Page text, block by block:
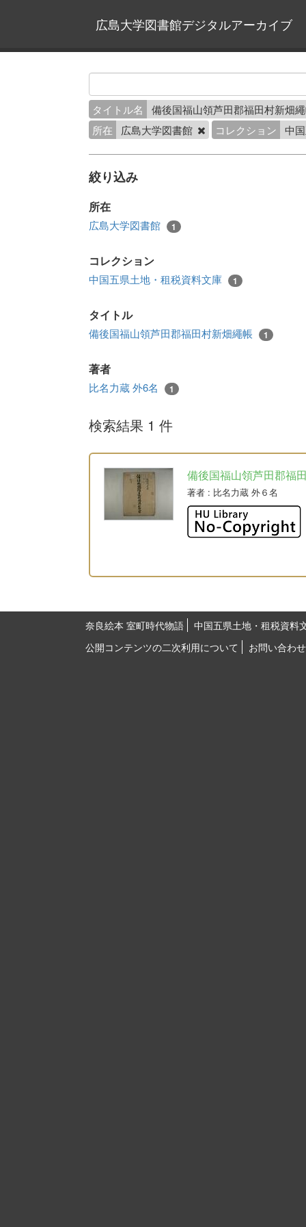
広島大学図書館デジタルアーカイブ
タイトル名
備後国福山領芦田郡福田村新畑
所在
広島大学図書館 コレクション 中
絞り込み
所在
広島大学図書館 1
コレクション
中国五県土地・租税資料文庫 1
タイトル
備後国福山領芦田郡福田村新畑繩帳 1
著者
比名力蔵 外6名 1
検索結果 1 件
備後国福山領芦田郡福
著者 : 比名力蔵 外６名
奈良絵本 室町時代物語
中国五県土地・租税資料
公開コンテンツの二次利用について
お問い合わせ